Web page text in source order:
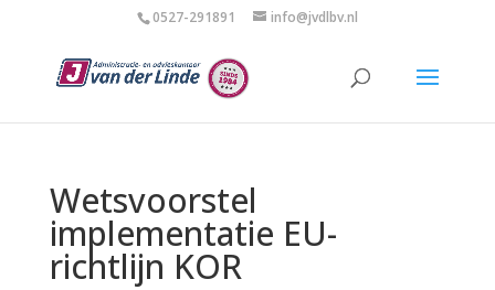
0527-291891 info@jvdlbv.nl
Wetsvoorstel
implementatie EU-
richtlijn KOR